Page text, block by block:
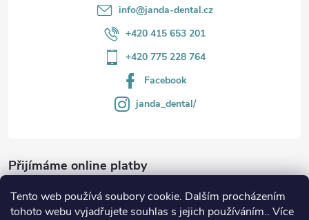
Tento web používá soubory cookie. Dalším procházením
tohoto webu vyjadřujete souhlas s jejich používáním.. Více
info@janda-dental.cz
+420 415 653 201
+420 775 228 764
Facebook
janda_dental/
Přijímáme online platby